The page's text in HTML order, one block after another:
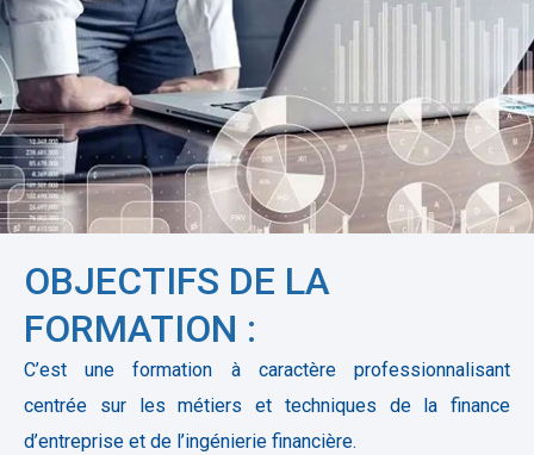
OBJECTIFS DE LA
FORMATION :
C’est une formation à caractère professionnalisant
centrée sur les métiers et techniques de la finance
d’entreprise et de l’ingénierie financière.